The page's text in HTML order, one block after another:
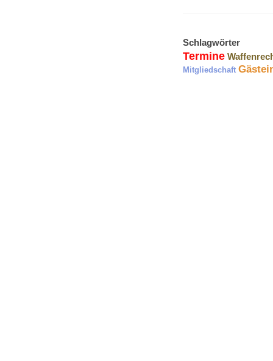
Schlagwörter
Termine
Mitgliedschaft